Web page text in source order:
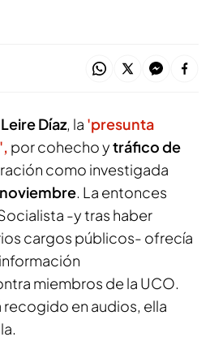
Leire Díaz, la 'presunta
por cohecho ytráfico de
como investigada
noviembre. La entonces
-y tras haber
cargos públicos- ofrecía
miembros de la UCO.
en audios, ella